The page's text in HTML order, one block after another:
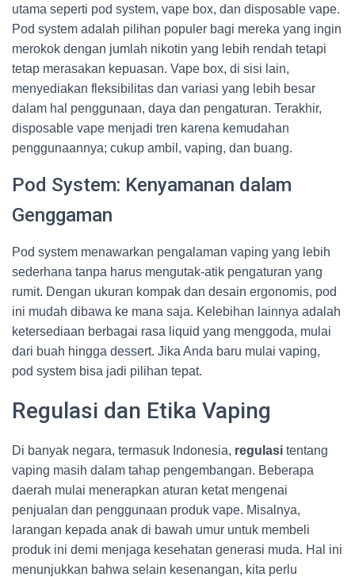
utama seperti pod system, vape box, dan disposable vape.
Pod system adalah pilihan populer bagi mereka yang ingin
merokok dengan jumlah nikotin yang lebih rendah tetapi
tetap merasakan kepuasan. Vape box, di sisi lain,
menyediakan fleksibilitas dan variasi yang lebih besar
dalam hal penggunaan, daya dan pengaturan. Terakhir,
disposable vape menjadi tren karena kemudahan
penggunaannya; cukup ambil, vaping, dan buang.
Pod System: Kenyamanan dalam
Genggaman
Pod system menawarkan pengalaman vaping yang lebih
sederhana tanpa harus mengutak-atik pengaturan yang
rumit. Dengan ukuran kompak dan desain ergonomis, pod
ini mudah dibawa ke mana saja. Kelebihan lainnya adalah
ketersediaan berbagai rasa liquid yang menggoda, mulai
dari buah hingga dessert. Jika Anda baru mulai vaping,
pod system bisa jadi pilihan tepat.
Regulasi dan Etika Vaping
Di banyak negara, termasuk Indonesia, regulasi tentang
vaping masih dalam tahap pengembangan. Beberapa
daerah mulai menerapkan aturan ketat mengenai
penjualan dan penggunaan produk vape. Misalnya,
larangan kepada anak di bawah umur untuk membeli
produk ini demi menjaga kesehatan generasi muda. Hal ini
menunjukkan bahwa selain kesenangan, kita perlu